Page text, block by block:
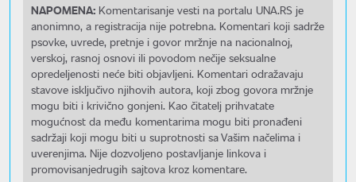
NAPOMENA: Komentarisanje vesti na portalu UNA.RS je
anonimno, a registracija nije potrebna. Komentari koji sadrže
psovke, uvrede, pretnje i govor mržnje na nacionalnoj,
verskoj, rasnoj osnovi ili povodom nečije seksualne
opredeljenosti neće biti objavljeni. Komentari odražavaju
stavove isključivo njihovih autora, koji zbog govora mržnje
mogu biti i krivično gonjeni. Kao čitatelj prihvatate
mogućnost da među komentarima mogu biti pronađeni
sadržaji koji mogu biti u suprotnosti sa Vašim načelima i
uverenjima. Nije dozvoljeno postavljanje linkova i
promovisanjedrugih sajtova kroz komentare.